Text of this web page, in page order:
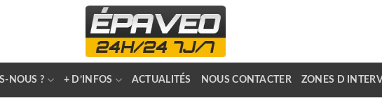
NOUS ? + D’INFOS ACTUALITÉS NOUS CONTACTER ZONES D